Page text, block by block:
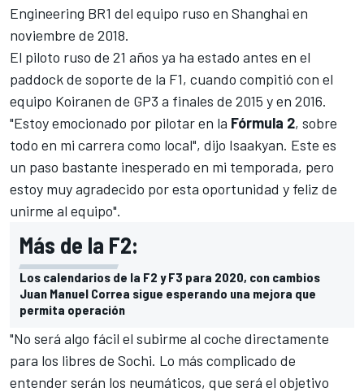
Engineering BR1 del equipo ruso en Shanghai en
noviembre de 2018.
El piloto ruso de 21 años ya ha estado antes en el
paddock de soporte de la F1, cuando compitió con el
equipo Koiranen de GP3 a finales de 2015 y en 2016.
"Estoy emocionado por pilotar en la Fórmula 2, sobre
todo en mi carrera como local", dijo Isaakyan. Este es
un paso bastante inesperado en mi temporada, pero
estoy muy agradecido por esta oportunidad y feliz de
unirme al equipo".
Más de la F2:
Los calendarios de la F2 y F3 para 2020, con cambios
Juan Manuel Correa sigue esperando una mejora que
permita operación
"No será algo fácil el subirme al coche directamente
para los libres de Sochi. Lo más complicado de
entender serán los neumáticos, que será el objetivo